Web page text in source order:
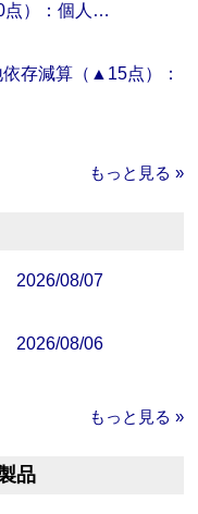
点）：個人…
依存減算（▲15点）：
もっと見る »
2026/08/07
2026/08/06
もっと見る »
品